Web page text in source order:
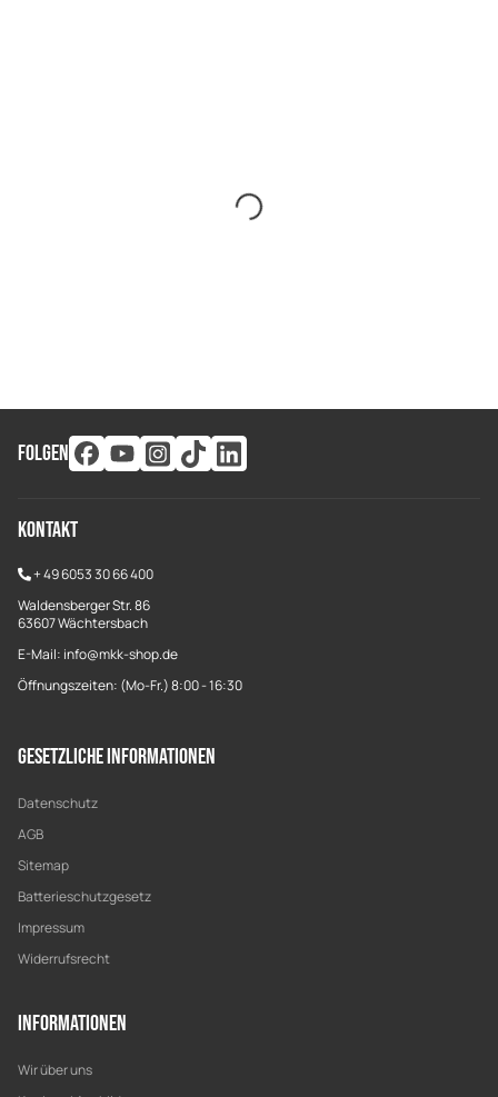
FOLGEN
Kontakt
+49 6053 30 66 400
Waldensberger Str. 86
63607 Wächtersbach
E-Mail: info@mkk-shop.de
Öffnungszeiten: (Mo-Fr.) 8:00 - 16:30
Gesetzliche Informationen
Datenschutz
AGB
Sitemap
Batterieschutzgesetz
Impressum
Widerrufsrecht
Informationen
Wir über uns